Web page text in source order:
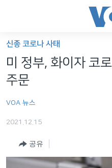
가
능
링
인
세계
라디오
프로그램
주파수 안내
신종 코로나 사태
미 정부, 화이자 코
주문
VOA 뉴스
2021.12.15
공유